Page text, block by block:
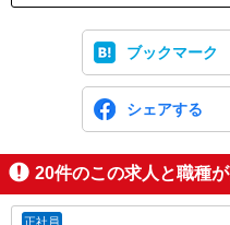
ブックマーク
シェアする
20件のこの求人と職種
正社員